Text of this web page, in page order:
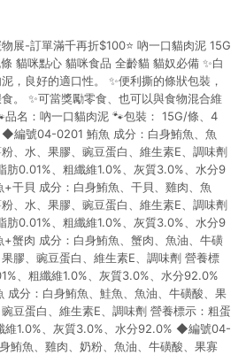
物展-訂單滿千再折$100⭐ 吶一口貓肉泥 15G
貓咪點心 貓咪食品 全齡貓 貓奴必備 ✨白
，良好的適口性。 ✨便利撕的條狀包裝，
。 ✨可當獎勵零食、也可以與食物混合維
品名：吶一口貓肉泥 🐾包裝： 15G/條、4
編號04-0201 鮪魚 成分：白身鮪魚、魚
、水、果膠、豌豆蛋白、維生素E、調味劑
肪0.01%、粗纖維1.0%、灰質3.0%、水分9
貝 成分：白身鮪魚、干貝、雞肉、魚
、水、果膠、豌豆蛋白、維生素E、調味劑
肪0.01%、粗纖維1.0%、灰質3.0%、水分9
肉 成分：白身鮪魚、蟹肉、魚油、牛磺
膠、豌豆蛋白、維生素E、調味劑 營養標
、粗纖維1.0%、灰質3.0%、水分92.0%
分：白身鮪魚、鮭魚、魚油、牛磺酸、果
豆蛋白、維生素E、調味劑 營養標示：粗蛋
維1.0%、灰質3.0%、水分92.0% ◆編號04-
鮪魚、雞肉、奶粉、魚油、牛磺酸、果寡